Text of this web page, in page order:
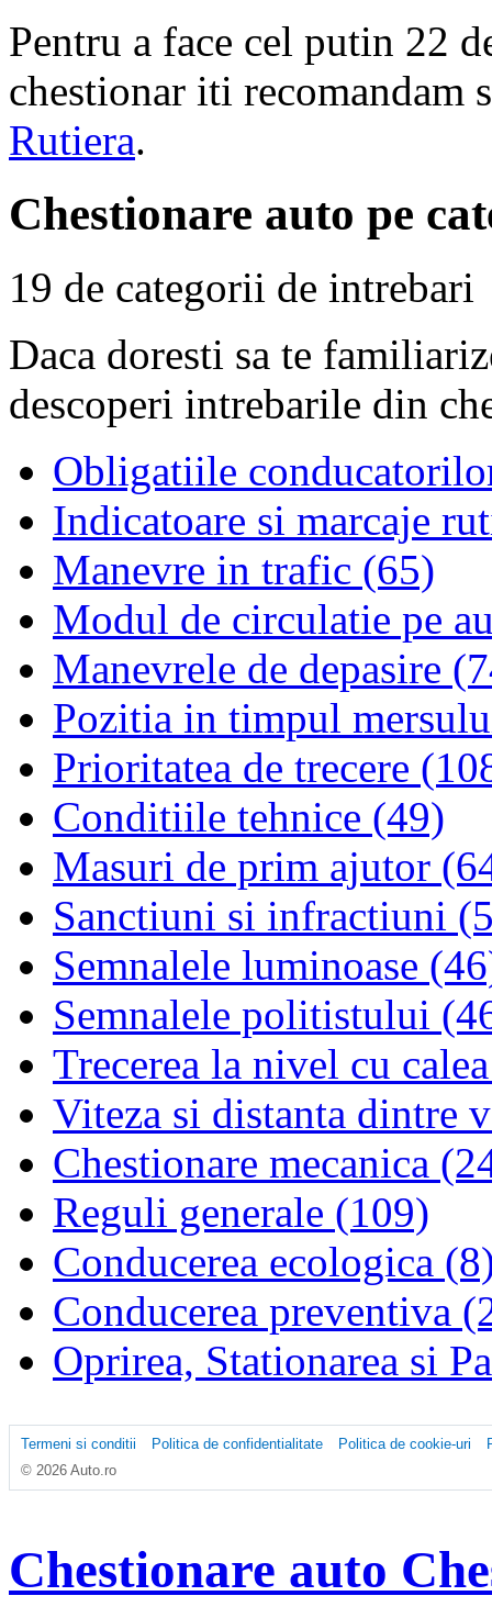
Pentru a face cel putin 22
chestionar iti
Rutiera.
Chestionare auto pe
19 de categorii de intrebari
Daca doresti sa te
descoperi intrebarile din
Obligatiile
Indicatoare si marcaje
Manevre in trafic (65)
Modul de circulatie pe
Manevrele de depasire
Pozitia in timpul
Prioritatea de trecere
Conditiile tehnice (49)
Masuri de prim ajutor
Sanctiuni si infractiuni
Semnalele luminoase
Semnalele politistului
Trecerea la nivel cu
Viteza si distanta dintre
Chestionare mecanica
Reguli generale (109)
Conducerea ecologica
Conducerea preventiva
Oprirea, Stationarea si
Termeni si conditii Politica de confidentialitate Politica de cookie-uri
© 2026 Auto.ro
Chestionare auto